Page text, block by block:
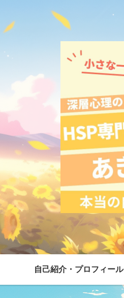
自己紹介・プロフィール